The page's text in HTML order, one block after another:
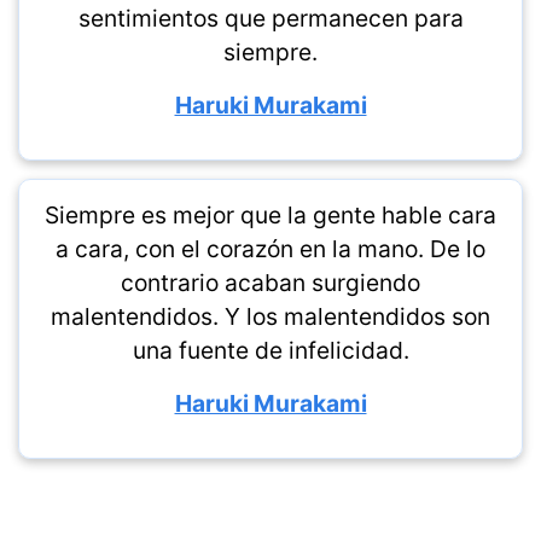
sentimientos que permanecen para
siempre.
Haruki Murakami
Siempre es mejor que la gente hable cara
a cara, con el corazón en la mano. De lo
contrario acaban surgiendo
malentendidos. Y los malentendidos son
una fuente de infelicidad.
Haruki Murakami